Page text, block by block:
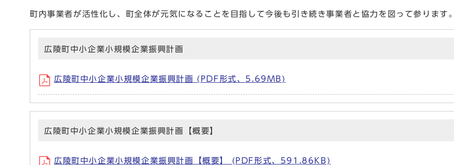
町内事業者が活性化し、町全体が元気になることを目指して今後も引き続き事業者と協力を図って参ります。
広陵町中小企業小規模企業振興計画
広陵町中小企業小規模企業振興計画 (PDF形式、5.69MB)
広陵町中小企業小規模企業振興計画【概要】
広陵町中小企業小規模企業振興計画【概要】 (PDF形式、591.86KB)